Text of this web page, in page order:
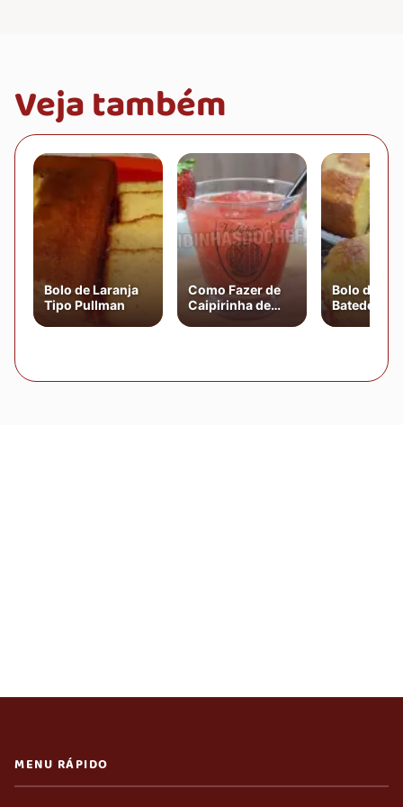
Veja também
Bolo de Laranja
Tipo Pullman
Como Fazer de
Caipirinha de
Bolo de
Batedeira
MENU RÁPIDO